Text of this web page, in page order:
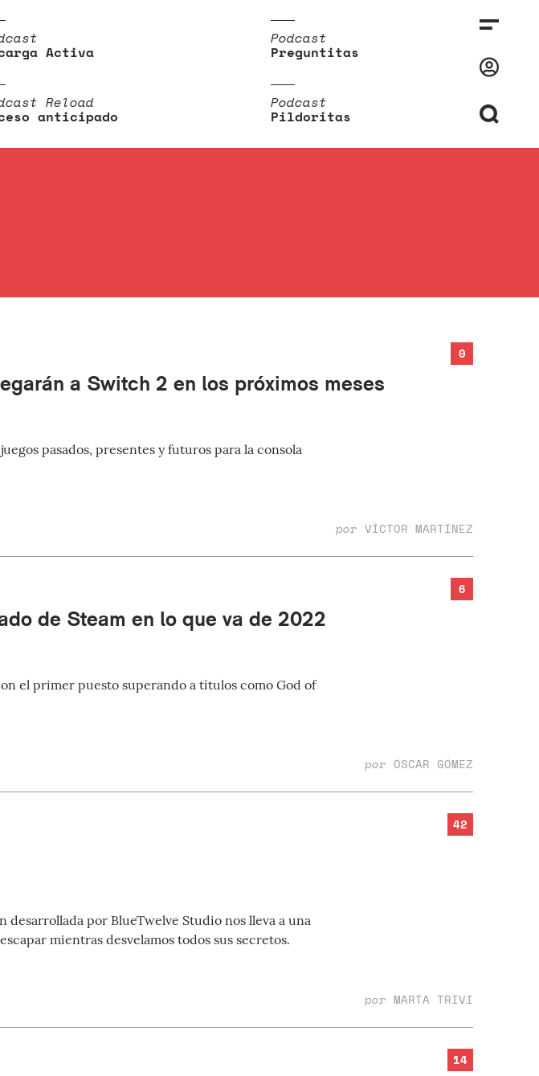
Activa
Podcast
Preguntitas
Reload
anticipado
Podcast
Pildoritas
0
a Switch 2 en los próximos meses
pasados, presentes y futuros para la consola
por VÍCTOR MARTÍNEZ
6
de Steam en lo que va de 2022
el primer puesto superando a títulos como God of
por ÓSCAR GÓMEZ
42
desarrollada por BlueTwelve Studio nos lleva a una
mientras desvelamos todos sus secretos.
por MARTA TRIVI
14